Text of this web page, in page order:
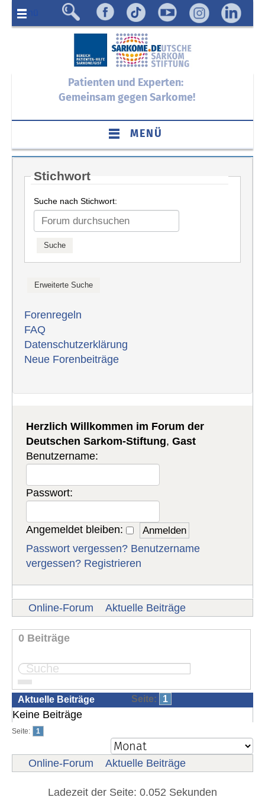
Menü
Patienten und Experten:
Gemeinsam gegen Sarkome!
MENÜ
Stichwort
Suche nach Stichwort:
Forenregeln
FAQ
Datenschutzerklärung
Neue Forenbeiträge
Herzlich Willkommen im Forum der
Deutschen Sarkom-Stiftung,Gast
Benutzername:
Passwort:
Angemeldet bleiben:
Passwort vergessen? Benutzername
vergessen? Registrieren
Online-Forum Aktuelle Beiträge
0 Beiträge
Seite: 1
Aktuelle Beiträge
Keine Beiträge
Seite: 1
Online-Forum Aktuelle Beiträge
Ladezeit der Seite: 0.052 Sekunden